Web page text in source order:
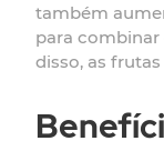
também
para combinar
disso, as